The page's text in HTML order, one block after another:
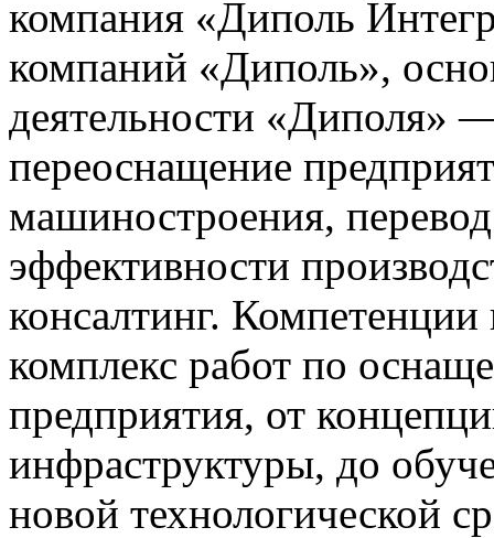
компания «Диполь
компаний «Диполь»,
деятельности «Диполя»
переоснащение
машиностроения,
эффективности
консалтинг.
комплекс работ по
предприятия, от
инфраструктуры, до
новой технологической